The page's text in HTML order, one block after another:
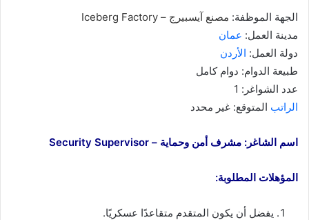
الجهة الموظفة: مصنع آيسبيرج – Iceberg Factory
مدينة العمل: عمان
دولة العمل: الأردن
طبيعة الدوام: دوام كامل
عدد الشواغر: 1
الراتب المتوقع: غير محدد
اسم الشاغر: مشرف أمن وحماية – Security Supervisor
المؤهلات المطلوبة:
يفضل أن يكون المتقدم متقاعدًا عسكريًا.